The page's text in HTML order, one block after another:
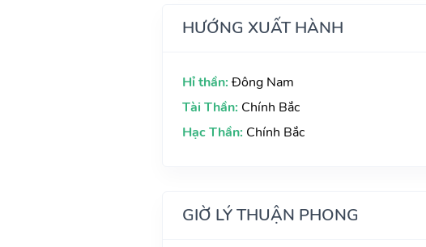
HƯỚNG XUẤT HÀNH
Hỉ thần: Đông Nam
Tài Thần: Chính Bắc
Hạc Thần: Chính Bắc
GIỜ LÝ THUẬN PHONG